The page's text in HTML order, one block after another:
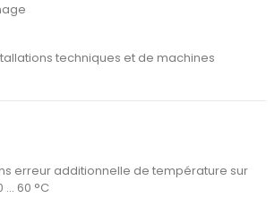
techniques et de machines
erreur additionnelle de température sur
60 °C